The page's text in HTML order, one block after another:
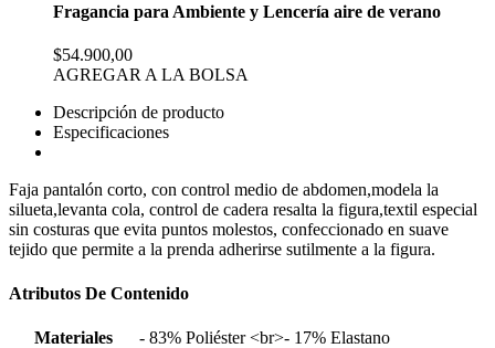
Fragancia para Ambiente y Lencería aire de verano
$54.900,00
AGREGAR A LA BOLSA
Descripción de producto
Especificaciones
Faja pantalón corto, con control medio de abdomen,modela la
silueta,levanta cola, control de cadera resalta la figura,textil especial
sin costuras que evita puntos molestos, confeccionado en suave
tejido que permite a la prenda adherirse sutilmente a la figura.
Atributos De Contenido
Materiales - 83% Poliéster <br>- 17% Elastano